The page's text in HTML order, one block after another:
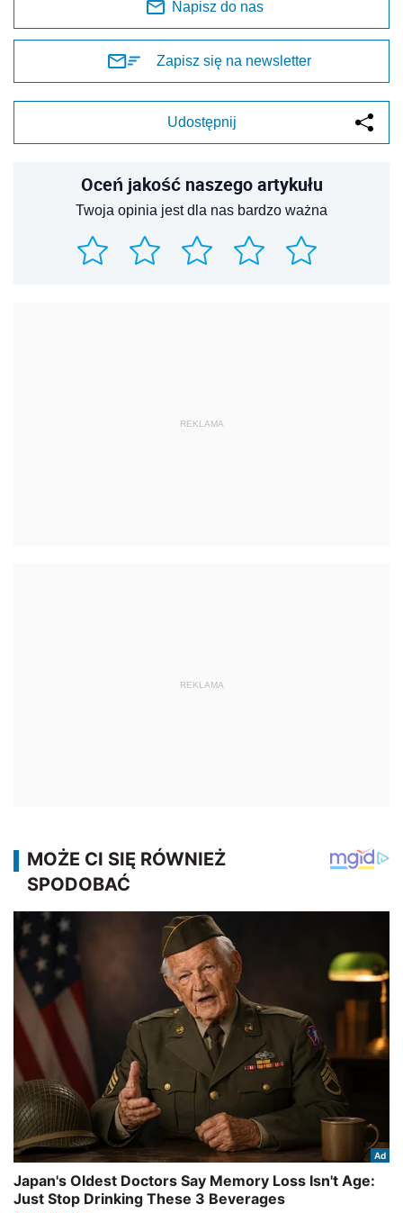
Napisz do nas
Zapisz się na newsletter
Udostępnij
Oceń jakość naszego artykułu
Twoja opinia jest dla nas bardzo ważna
REKLAMA
REKLAMA